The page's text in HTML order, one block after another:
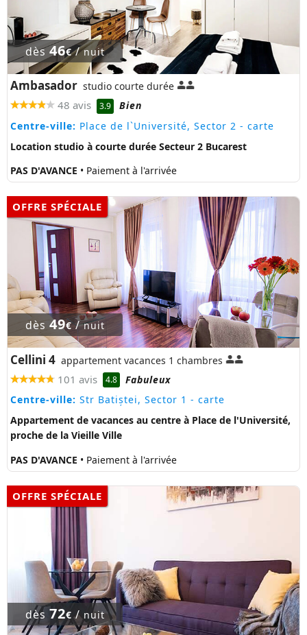
dès46€/nuit
Ambasador studio courte durée
48 avis 3.9
Bien
Centre-ville: Place de l`Université, Sector 2 - carte
Location studio à courte durée Secteur 2 Bucarest
PAS D'AVANCE • Paiement à l'arrivée
OFFRE SPÉCIALE
dès 49€/nuit
Cellini 4 appartement vacances 1 chambres
101 avis 4.8
Fabuleux
Centre-ville: Str Batiștei, Sector 1 - carte
Appartement de vacances au centre à Place de l'Université,
proche de la Vieille Ville
PAS D'AVANCE • Paiement à l'arrivée
OFFRE SPÉCIALE
dès 72€/ nuit